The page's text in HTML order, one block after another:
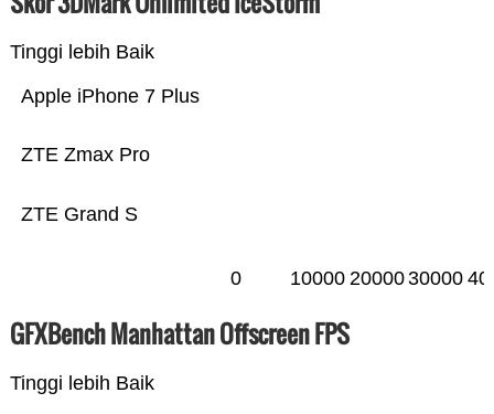
Tinggi lebih Baik
ZTE Grand S
ZTE Zmax Pro
Apple iPhone 7 Plus
0 10000 2000030000
GFXBench Manhattan Offscreen FPS
Tinggi lebih Baik